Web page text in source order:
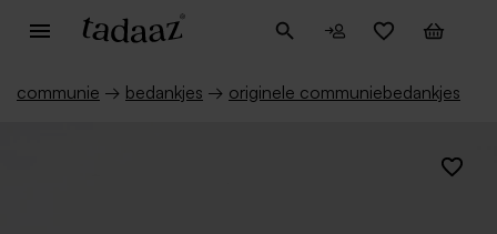
communie → bedankjes → originele communiebedankjes